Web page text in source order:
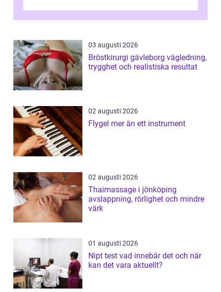
utgå...
03 augusti 2026
Bröstkirurgi gävleborg vägledning,
trygghet och realistiska resultat
02 augusti 2026
Flygel mer än ett instrument
02 augusti 2026
Thaimassage i jönköping
avslappning, rörlighet och mindre
värk
01 augusti 2026
Nipt test vad innebär det och när
kan det vara aktuellt?